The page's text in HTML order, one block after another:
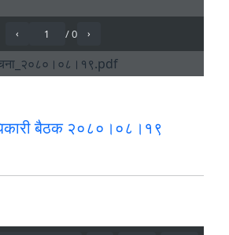
बैठक २०८०।०८।१९